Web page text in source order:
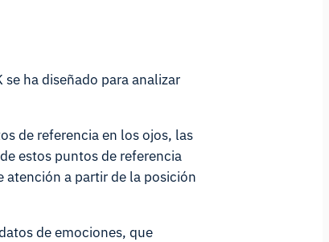
ha diseñado para analizar
de referencia en los ojos, las
estos puntos de referencia
atención a partir de la posición
de emociones, que